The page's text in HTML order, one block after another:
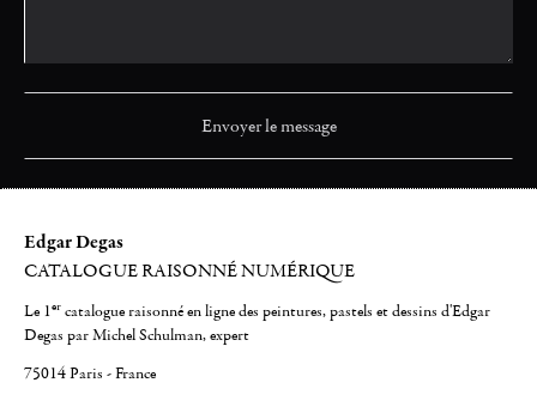
Edgar Degas
CATALOGUE RAISONNÉ NUMÉRIQUE
Le 1er catalogue raisonné en ligne des peintures, pastels et dessins d'Edgar
Degas par Michel Schulman, expert
75014 Paris - France